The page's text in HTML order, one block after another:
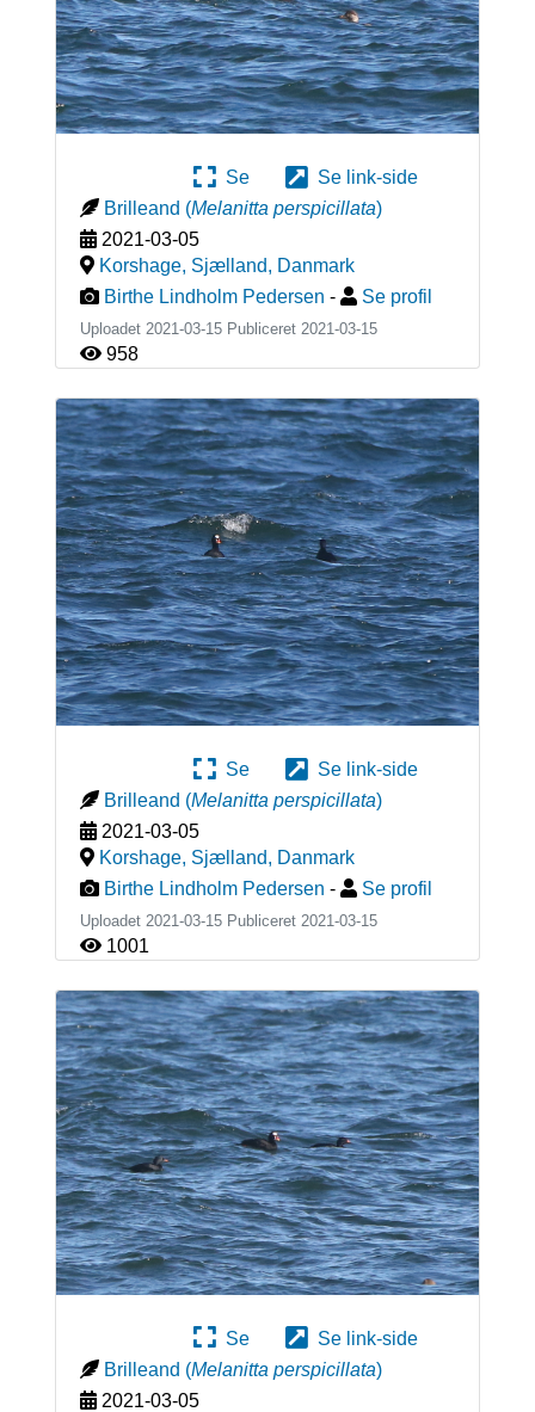
Se
Se link-side
Brilleand (Melanitta perspicillata)
2021-03-05
Korshage, Sjælland, Danmark
Birthe Lindholm Pedersen - Se profil
Uploadet 2021-03-15 Publiceret 2021-03-15
958
Se
Se link-side
Brilleand (Melanitta perspicillata)
2021-03-05
Korshage, Sjælland, Danmark
Birthe Lindholm Pedersen - Se profil
Uploadet 2021-03-15 Publiceret 2021-03-15
1001
Se
Se link-side
Brilleand (Melanitta perspicillata)
2021-03-05